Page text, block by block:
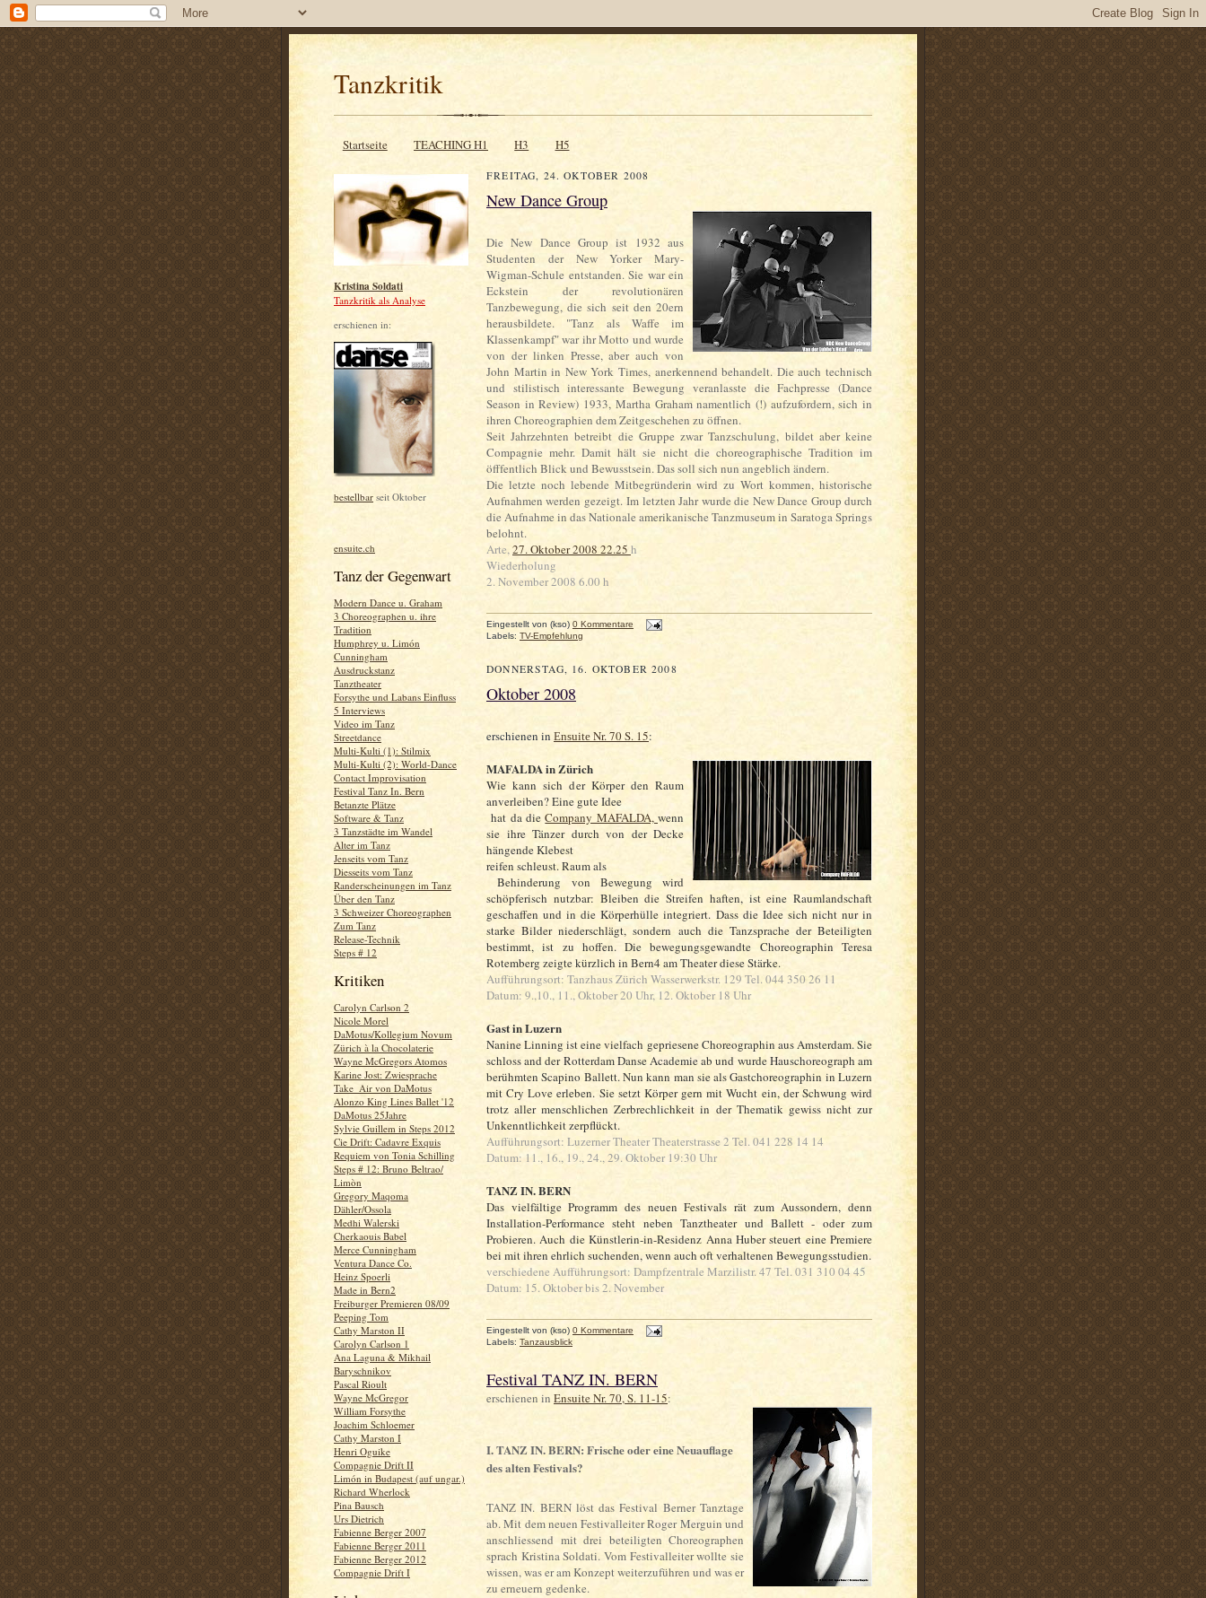
Tanzkritik
Startseite TEACHING H1 H3 H5
Kristina Soldati
Tanzkritik als Analyse
erschienen in:
bestellbar seit Oktober
ensuite.ch
Tanz der Gegenwart
Modern Dance u. Graham
3 Choreographen u. ihre
Tradition
Humphrey u. Limón
Cunningham
Ausdruckstanz
Tanztheater
Forsythe und Labans Einfluss
5 Interviews
Video im Tanz
Streetdance
Multi-Kulti (1): Stilmix
Multi-Kulti (2): World-Dance
Contact Improvisation
Festival Tanz In. Bern
Betanzte Plätze
Software & Tanz
3 Tanzstädte im Wandel
Alter im Tanz
Jenseits vom Tanz
Diesseits vom Tanz
Randerscheinungen im Tanz
Über den Tanz
3 Schweizer Choreographen
Zum Tanz
Release-Technik
Steps # 12
Kritiken
Carolyn Carlson 2
Nicole Morel
DaMotus/Kollegium Novum
Zürich à la Chocolaterie
Wayne McGregors Atomos
Karine Jost: Zwiesprache
Take_Air von DaMotus
Alonzo King Lines Ballet '12
DaMotus 25Jahre
Sylvie Guillem in Steps 2012
Cie Drift: Cadavre Exquis
Requiem von Tonia Schilling
Steps # 12: Bruno Beltrao/
Limòn
Gregory Maqoma
Dähler/Ossola
Medhi Walerski
Cherkaouis Babel
Merce Cunningham
Ventura Dance Co.
Heinz Spoerli
Made in Bern2
Freiburger Premieren 08/09
Peeping Tom
Cathy Marston II
Carolyn Carlson 1
Ana Laguna & Mikhail
Baryschnikov
Pascal Rioult
Wayne McGregor
William Forsythe
Joachim Schloemer
Cathy Marston I
Henri Oguike
Compagnie Drift II
Limón in Budapest (auf ungar.)
Richard Wherlock
Pina Bausch
Urs Dietrich
Fabienne Berger 2007
Fabienne Berger 2011
Fabienne Berger 2012
Compagnie Drift I
FREITAG, 24. OKTOBER 2008
New Dance Group
Die New Dance Group ist 1932 aus
Studenten der New Yorker Mary-
Wigman-Schule entstanden. Sie war ein
Eckstein der revolutionären
Tanzbewegung, die sich seit den 20ern
herausbildete. "Tanz als Waffe im
Klassenkampf" war ihr Motto und wurde
von der linken Presse, aber auch von
John Martin in New York Times, anerkennend behandelt. Die auch technisch
und stilistisch interessante Bewegung veranlasste die Fachpresse (Dance
Season in Review) 1933, Martha Graham namentlich (!) aufzufordern, sich in
ihren Choreographien dem Zeitgeschehen zu öffnen.
Seit Jahrzehnten betreibt die Gruppe zwar Tanzschulung, bildet aber keine
Compagnie mehr. Damit hält sie nicht die choreographische Tradition im
öfffentlich Blick und Bewusstsein. Das soll sich nun angeblich ändern.
Die letzte noch lebende Mitbegründerin wird zu Wort kommen, historische
Aufnahmen werden gezeigt. Im letzten Jahr wurde die New Dance Group durch
die Aufnahme in das Nationale amerikanische Tanzmuseum in Saratoga Springs
belohnt.
Arte,27. Oktober 2008 22.25 h
Wiederholung
2. November 2008 6.00 h
Eingestellt von (kso) 0 Kommentare
Labels: TV-Empfehlung
DONNERSTAG, 16. OKTOBER 2008
Oktober 2008
erschienen in Ensuite Nr. 70 S. 15:
MAFALDA in Zürich
Wie kann sich der Körper den Raum
anverleiben? Eine gute Idee
hat da dieCompany MAFALDA,wenn
sie ihre Tänzer durch von der Decke
hängende Klebest
reifen schleust. Raum als
Behinderung von Bewegung wird
schöpferisch nutzbar: Bleiben die Streifen haften, ist eine Raumlandschaft
geschaffen und in die Körperhülle integriert. Dass die Idee sich nicht nur in
starke Bilder niederschlägt, sondern auch die Tanzsprache der Beteiligten
bestimmt, ist zu hoffen. Die bewegungsgewandte Choreographin Teresa
Rotemberg zeigte kürzlich in Bern4 am Theater diese Stärke.
Aufführungsort: Tanzhaus Zürich Wasserwerkstr. 129 Tel. 044 350 26 11
Datum: 9.,10., 11., Oktober 20 Uhr, 12. Oktober 18 Uhr
Gast in Luzern
Nanine Linning ist eine vielfach gepriesene Choreographin aus Amsterdam. Sie
schloss and der Rotterdam Danse Academie ab und wurde Hauschoreograph am
berühmten Scapino Ballett. Nun kann man sie als Gastchoreographin in Luzern
mit Cry Love erleben. Sie setzt Körper gern mit Wucht ein, der Schwung wird
trotz aller menschlichen Zerbrechlichkeit in der Thematik gewiss nicht zur
Unkenntlichkeit zerpflückt.
Aufführungsort: Luzerner Theater Theaterstrasse 2 Tel. 041 228 14 14
Datum: 11., 16., 19., 24., 29. Oktober 19:30 Uhr
TANZ IN. BERN
Das vielfältige Programm des neuen Festivals rät zum Aussondern, denn
Installation-Performance steht neben Tanztheater und Ballett - oder zum
Probieren. Auch die Künstlerin-in-Residenz Anna Huber steuert eine Premiere
bei mit ihren ehrlich suchenden, wenn auch oft verhaltenen Bewegungsstudien.
verschiedene Aufführungsort: Dampfzentrale Marzilistr. 47 Tel. 031 310 04 45
Datum: 15. Oktober bis 2. November
Eingestellt von (kso) 0 Kommentare
Labels: Tanzausblick
Festival TANZ IN. BERN
erschienen in Ensuite Nr. 70, S. 11-15:
I. TANZ IN. BERN: Frische oder eine Neuauflage
des alten Festivals?
TANZ IN. BERN löst das Festival Berner Tanztage
ab. Mit dem neuen Festivalleiter Roger Merguin und
anschliessend mit drei beteiligten Choreographen
sprach Kristina Soldati. Vom Festivalleiter wollte sie
wissen, was er am Konzept weiterzuführen und was er
zu erneuern gedenke.